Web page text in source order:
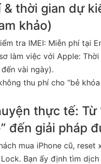
& thời gian dự
khảo)
tra IMEI: Miễn phí tại
làm việc với Apple:
vài ngày).
thu phí cho “bẻ khóa
thực tế: Từ
đến giải pháp
mua iPhone cũ, reset
Bạn ấy định tìm dịch